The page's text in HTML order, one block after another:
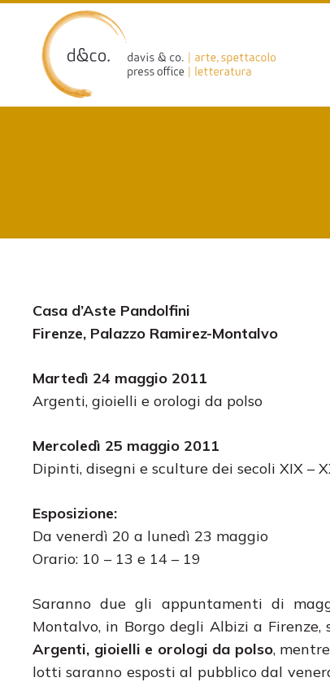
content
Casa d’Aste Pandolfini
Firenze, Palazzo Ramirez-Montalvo
Martedì 24 maggio 2011
Argenti, gioielli e orologi da polso
Mercoledì 25 maggio 2011
Dipinti, disegni e sculture dei secoli XIX –
Esposizione:
Da venerdì 20 a lunedì 23 maggio
Orario: 10 – 13 e 14 – 19
Saranno due gli appuntamenti di
Montalvo, in Borgo degli Albizi a
Argenti, gioielli e orologi da polso,
lotti saranno esposti al pubblico dal